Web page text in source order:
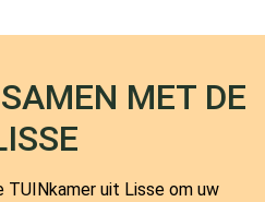
MET DE
TUINkamer uit Lisse om uw